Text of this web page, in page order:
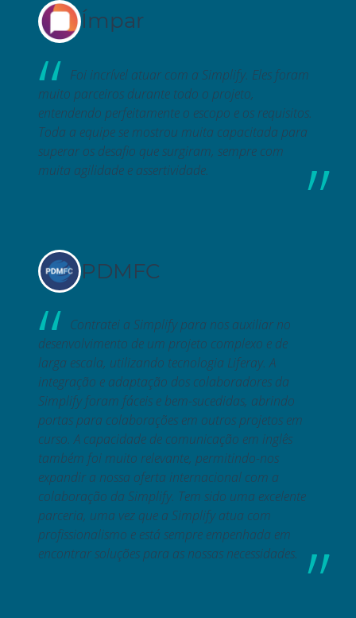
Ímpar
Foi incrível atuar com a Simplify. Eles foram
muito parceiros durante todo o projeto,
entendendo perfeitamente o escopo e os requisitos.
Toda a equipe se mostrou muita capacitada para
superar os desafio que surgiram, sempre com
muita agilidade e assertividade.
PDMFC
Contratei a Simplify para nos auxiliar no
desenvolvimento de um projeto complexo e de
larga escala, utilizando tecnologia Liferay. A
integração e adaptação dos colaboradores da
Simplify foram fáceis e bem-sucedidas, abrindo
portas para colaborações em outros projetos em
curso. A capacidade de comunicação em inglês
também foi muito relevante, permitindo-nos
expandir a nossa oferta internacional com a
colaboração da Simplify. Tem sido uma excelente
parceria, uma vez que a Simplify atua com
profissionalismo e está sempre empenhada em
encontrar soluções para as nossas necessidades.